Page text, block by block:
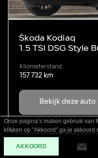
Škoda Kodiaq
1.5 TSI DSG Style
Kilometerstand
157.732 km
Bekijk deze auto
Onze pagina’s maken gebruik van
klikken op "Akkoord" ga je
AKKOORD